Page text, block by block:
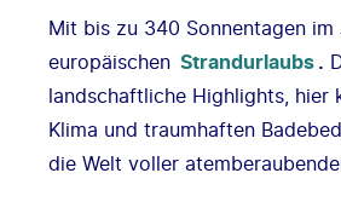
Mit bis zu 340 Sonnentagen
europäischen Strandurlaubs .
landschaftliche Highlights, hier
Klima und traumhaften
die Welt voller